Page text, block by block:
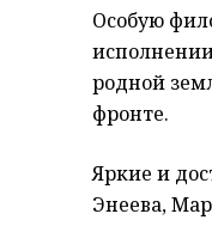
Особую
родной
фронте.
Яркие и
Энеева,